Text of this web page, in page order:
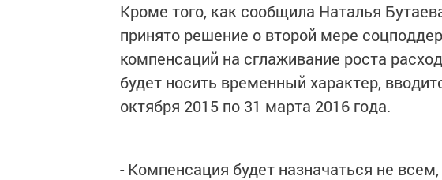
Кроме того, как сообщила Наталья
принято решение о второй мере
компенсаций на сглаживание роста
будет носить временный характер,
октября 2015 по 31 марта 2016 года.
- Компенсация будет назначаться не